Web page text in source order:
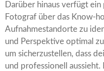
Darüber hinaus verfügt
Fotograf über das Know-
Aufnahmestandorte zu
und Perspektive optimal
um sicherzustellen, dass
und professionell